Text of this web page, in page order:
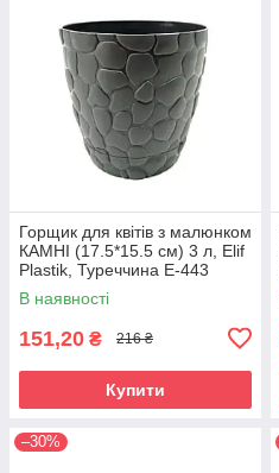
Горщик для квітів з малюнком
КАМНІ (17.5*15.5 см) 3 л, Elif
Plastik, Туреччина Е-443
В наявності
151,20 ₴ 216 ₴
Купити
–30%